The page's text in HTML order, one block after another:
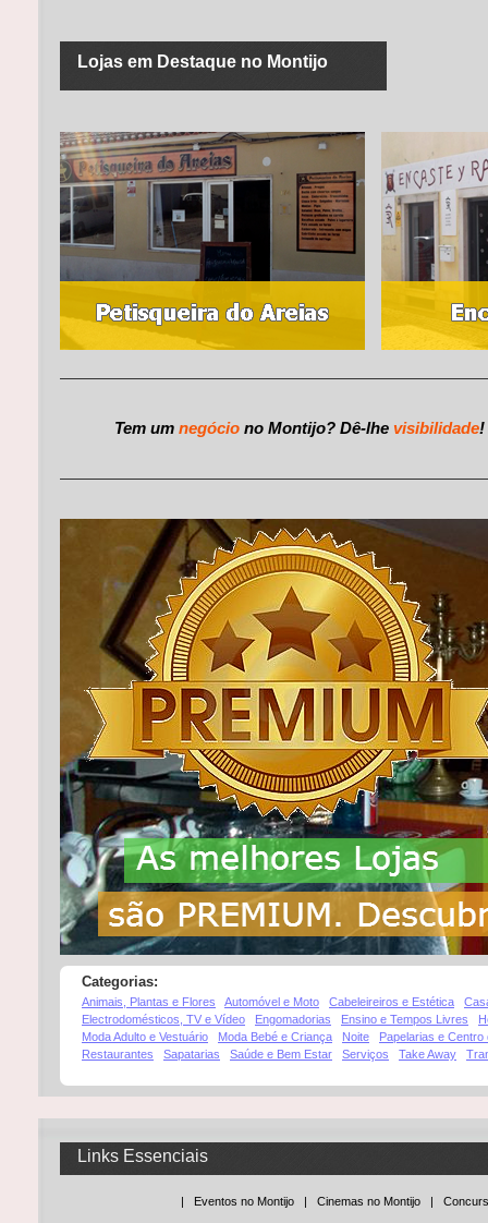
Lojas em Destaque no Montijo
Tem um negócio no Montijo? Dê-lhe visibilidade!
Categorias:
Animais, Plantas e Flores Automóvel e Moto Cabeleireiros e Estética
Electrodomésticos, TV e Vídeo
Engomadorias Ensino e Tempos Livres
Moda Adulto e Vestuário
Moda Bebé e Criança Noite
Papelarias e Centro
Restaurantes
Sapatarias Saúde e Bem Estar Serviços Take Away
Links Essenciais
| Eventos no Montijo | Cinemas no Montijo |